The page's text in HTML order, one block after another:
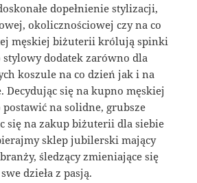
dopełnienie stylizacji,
okolicznościowej czy na co
męskiej biżuterii królują spinki
dodatek zarówno dla
koszule na co dzień jak i na
Decydując się na kupno męskiej
na solidne, grubsze
się na zakup biżuterii dla siebie
sklep jubilerski mający
śledzący zmieniające się
dzieła z pasją.